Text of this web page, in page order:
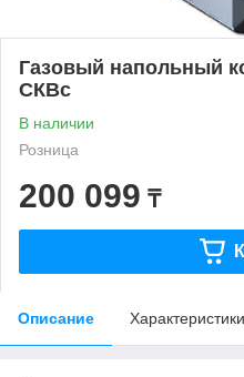
Газовый напольный
СКВс
В наличии
Розница
200 099 ₸
Описание Характеристики